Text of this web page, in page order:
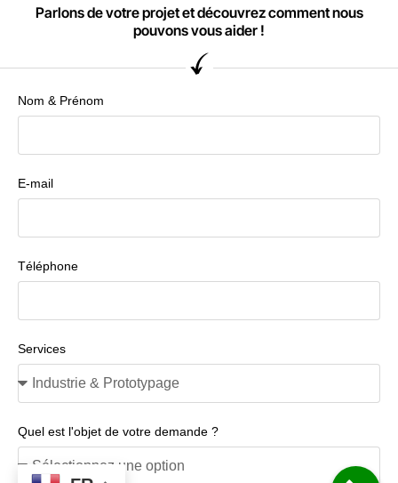
Parlons de votre projet et découvrez comment nous
pouvons vous aider !
Nom & Prénom
E-mail
Téléphone
Services
Quel est l'objet de votre demande ?